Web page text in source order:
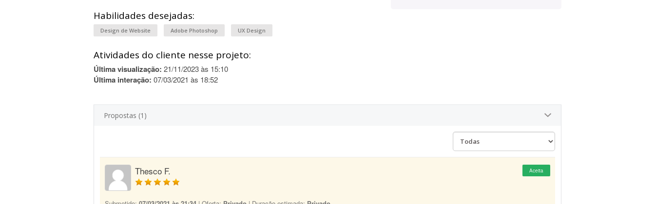
Habilidades desejadas:
Design de Website Adobe Photoshop UX Design
Atividades do cliente nesse projeto:
Última visualização: 21/11/2023 às 15:10
Última interação: 07/03/2021 às 18:52
Propostas (1)
Thesco F. Aceita